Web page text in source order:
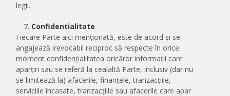
legii.
Confidentialitate
Fiecare Parte aici menționată, este de acord și se
angajează irevocabil reciproc să respecte în orice
moment confidențialitatea oricăror informații care
aparțin sau se referă la cealaltă Parte, inclusiv (dar nu
se limitează la) afacerile, finanțele, tranzacțiile,
serviciile încasate, tranzacțiile sau afacerile care apar